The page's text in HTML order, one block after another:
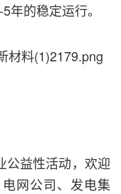
年的稳定运行。
公益性活动，欢迎
网公司、发电集